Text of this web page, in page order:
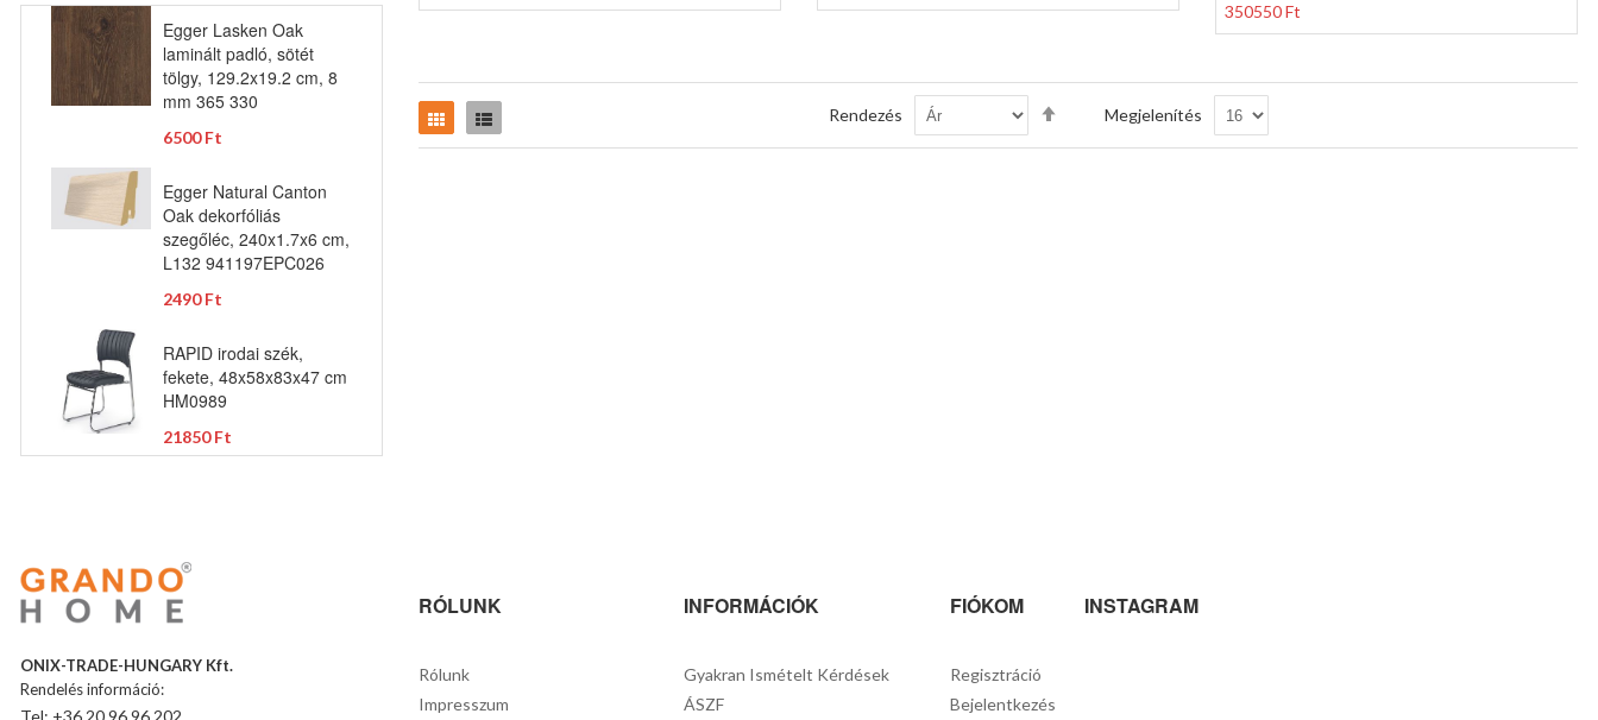
350550 Ft
Rács Lista Rendezés
Csökkenő
sorrendbe
Megjelenítés
Egger Lasken Oak
laminált padló, sötét
tölgy, 129.2x19.2 cm, 8
mm 365 330
6500 Ft
Egger Natural Canton
Oak dekorfóliás
szegőléc, 240x1.7x6 cm,
L132 941197EPC026
2490 Ft
RAPID irodai szék,
fekete, 48x58x83x47 cm
HM0989
21850 Ft
ONIX-TRADE-HUNGARY Kft.
Rendelés információ:
Tel: +36 20 96 96 202
RÓLUNK
Rólunk
Impresszum
INFORMÁCIÓK
Gyakran Ismételt Kérdések
ÁSZF
FIÓKOM
Regisztráció
Bejelentkezés
INSTAGRAM